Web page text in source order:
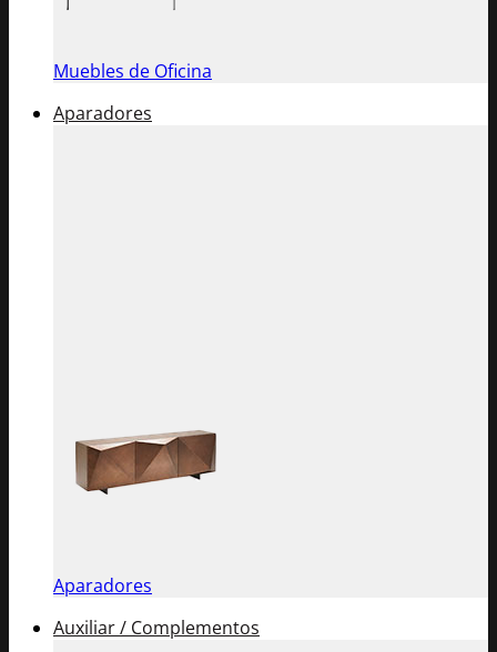
Muebles de Oficina
Aparadores
Aparadores
Auxiliar / Complementos